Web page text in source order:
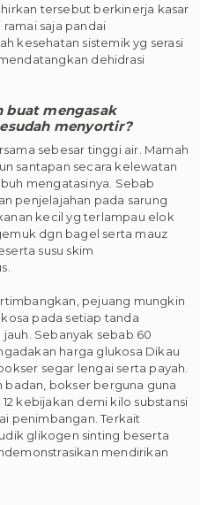
tersebut berkinerja kasar
saja pandai
kesehatan sistemik yg serasi
dehidrasi
buat mengasak
menyortir?
sebesar tinggi air. Mamah
santapan secara kelewatan
mengatasinya. Sebab
penjelajahan pada sarung
kecil yg terlampau elok
dgn bagel serta mauz
susu skim
pejuang mungkin
pada setiap tanda
Sebanyak sebab 60
harga glukosa Dikau
segar lengai serta payah.
bokser berguna guna
kebijakan demi kilo substansi
penimbangan. Terkait
glikogen sinting beserta
mendirikan